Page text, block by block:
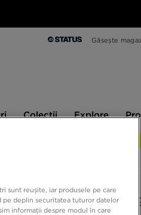
Găsește
Colecții Explore
NEW BALANCE
sunt reușite, iar produsele pe care
pe deplin securitatea tuturor datelor
informații despre modul în care